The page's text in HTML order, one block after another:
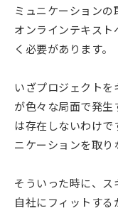
ミュニケーション
オンラインテキス
く必要があります。
いざプロジェクト
が色々な局面で発生
は存在しないわけ
ニケーションを取り
そういった時に、
自社にフィットす